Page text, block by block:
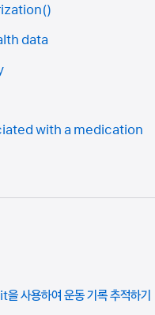
data
with a medication
용하여 운동 기록 추적하기